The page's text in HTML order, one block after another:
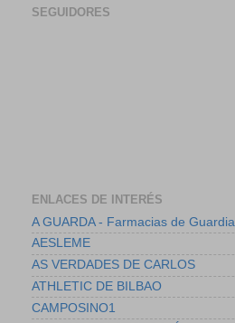
SEGUIDORES
ENLACES DE INTERÉS
A GUARDA - Farmacias de Guardia
AESLEME
AS VERDADES DE CARLOS
ATHLETIC DE BILBAO
CAMPOSINO1